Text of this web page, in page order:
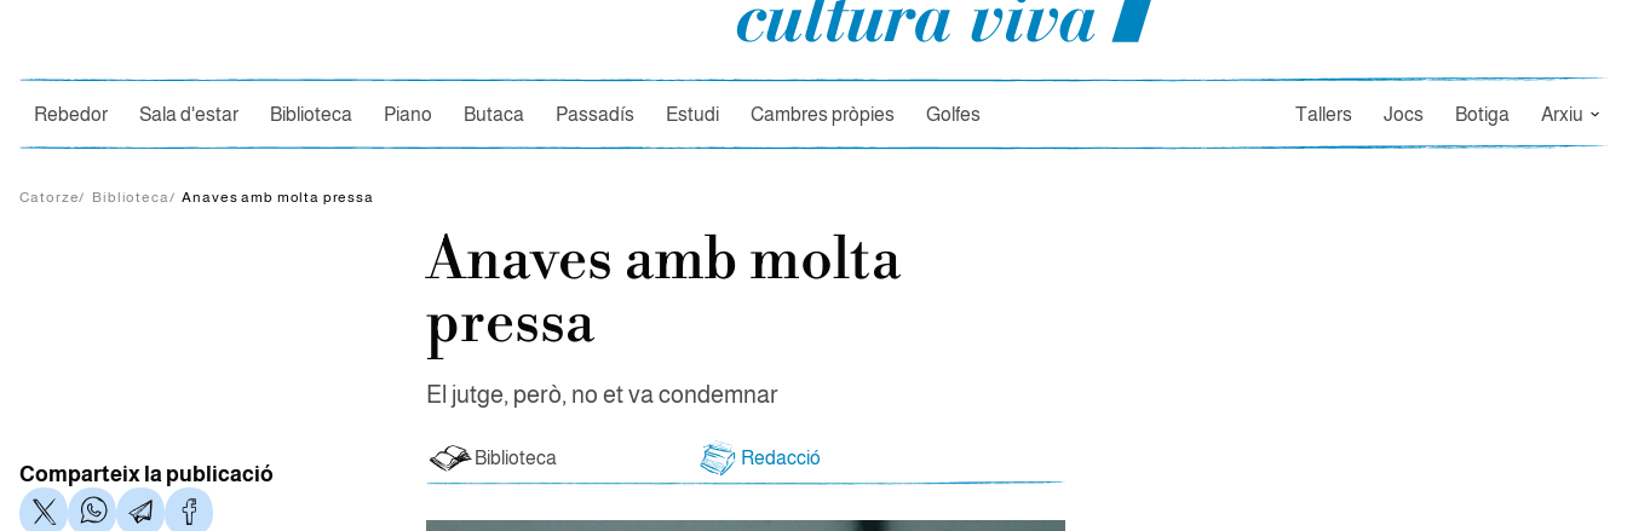
Cercador
Rebedor Sala d'estar Biblioteca Piano Butaca Passadís Estudi Cambres pròpies Golfes Tallers Jocs Botiga Arxiu
Catorze/ Biblioteca/ Anaves amb molta pressa
Anaves amb molta
pressa
El jutge, però, no et va condemnar
Biblioteca Redacció
Comparteix la publicació